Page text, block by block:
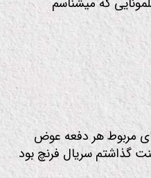
مربوط هر دفعه عوض
گذاشتم سریال فرنچ بود